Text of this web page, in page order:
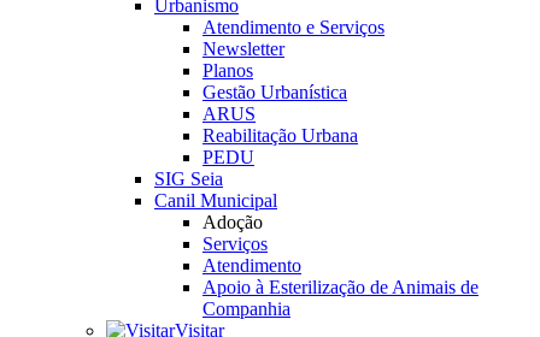
Urbanismo
Atendimento e Serviços
Newsletter
Planos
Gestão Urbanística
ARUS
Reabilitação Urbana
PEDU
SIG Seia
Canil Municipal
Adoção
Serviços
Atendimento
Apoio à Esterilização de Animais de
Companhia
Visitar